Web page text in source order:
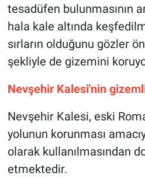
tesadüfen bulunmasının
hala kale altında
sırların olduğunu gözler
şekliyle de gizemini
Nevşehir Kalesi'nin
Nevşehir Kalesi, eski
yolunun korunması
olarak kullanılmasından
etmektedir.